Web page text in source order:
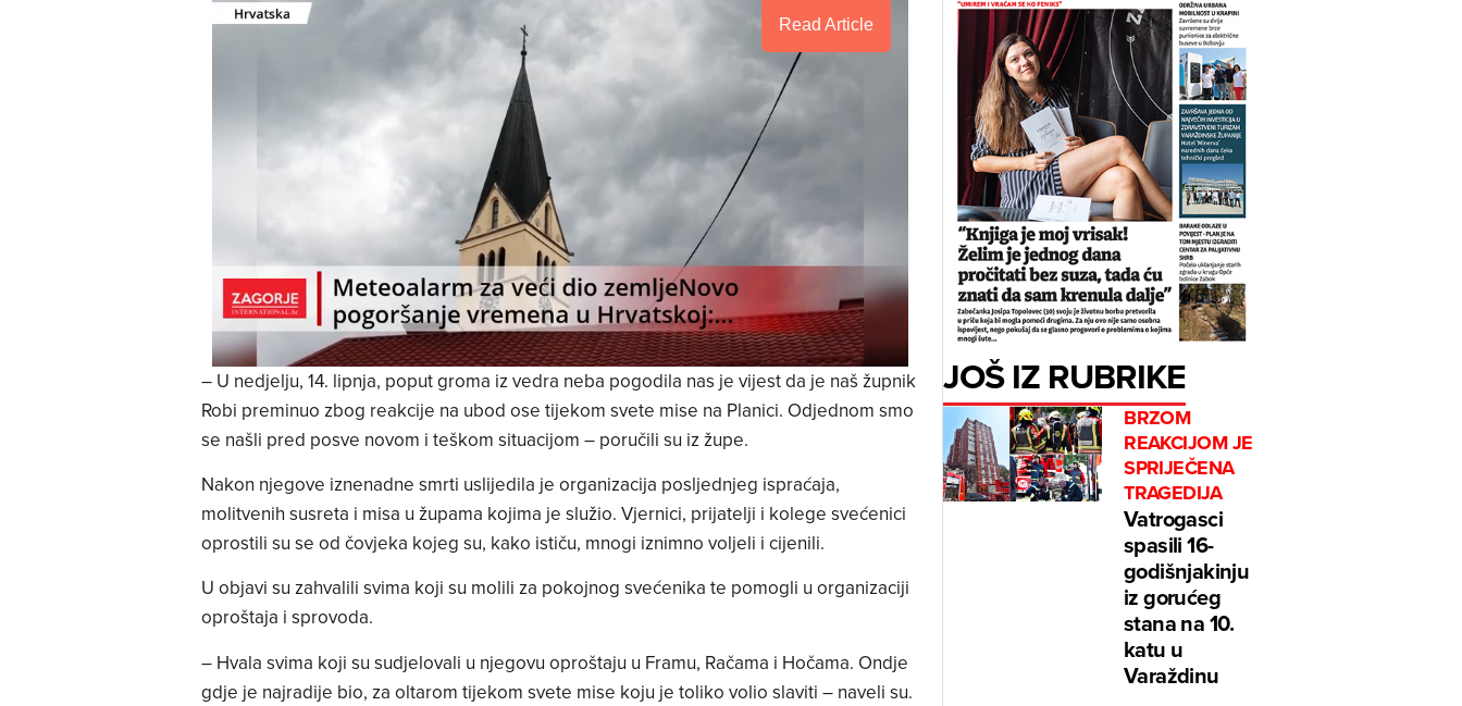
Read Article
– U nedjelju, 14. lipnja, poput groma iz vedra neba pogodila nas je vijest da je naš župnik
Robi preminuo zbog reakcije na ubod ose tijekom svete mise na Planici. Odjednom smo
se našli pred posve novom i teškom situacijom – poručili su iz župe.
Nakon njegove iznenadne smrti uslijedila je organizacija posljednjeg ispraćaja,
molitvenih susreta i misa u župama kojima je služio. Vjernici, prijatelji i kolege svećenici
oprostili su se od čovjeka kojeg su, kako ističu, mnogi iznimno voljeli i cijenili.
U objavi su zahvalili svima koji su molili za pokojnog svećenika te pomogli u organizaciji
oproštaja i sprovoda.
– Hvala svima koji su sudjelovali u njegovu oproštaju u Framu, Račama i Hočama. Ondje
gdje je najradije bio, za oltarom tijekom svete mise koju je toliko volio slaviti – naveli su.
JOŠ IZ RUBRIKE
BRZOM
REAKCIJOM JE
SPRIJEČENA
TRAGEDIJA
Vatrogasci
spasili 16-
godišnjakinju
iz gorućeg
stana na 10.
katu u
Varaždinu